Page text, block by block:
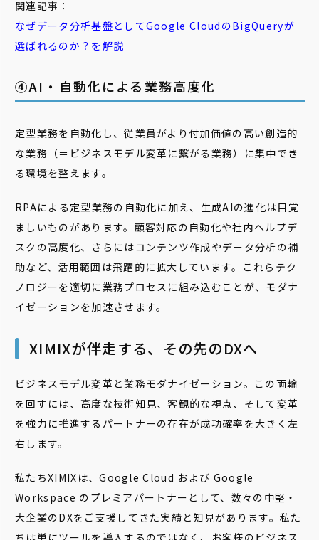
関連記事：
なぜデータ分析基盤としてGoogle CloudのBigQueryが
選ばれるのか？を解説
④AI・自動化による業務高度化
定型業務を自動化し、従業員がより付加価値の高い創造的
な業務（＝ビジネスモデル変革に繋がる業務）に集中でき
る環境を整えます。
RPAによる定型業務の自動化に加え、生成AIの進化は目覚
ましいものがあります。顧客対応の自動化や社内ヘルプデ
スクの高度化、さらにはコンテンツ作成やデータ分析の補
助など、活用範囲は飛躍的に拡大しています。これらテク
ノロジーを適切に業務プロセスに組み込むことが、モダナ
イゼーションを加速させます。
XIMIXが伴走する、その先のDXへ
ビジネスモデル変革と業務モダナイゼーション。この両輪
を回すには、高度な技術知見、客観的な視点、そして変革
を強力に推進するパートナーの存在が成功確率を大きく左
右します。
私たちXIMIXは、Google Cloud および Google
Workspace のプレミアパートナーとして、数々の中堅・
大企業のDXをご支援してきた実績と知見があります。私た
ちは単にツールを導入するのではなく、お客様のビジネス